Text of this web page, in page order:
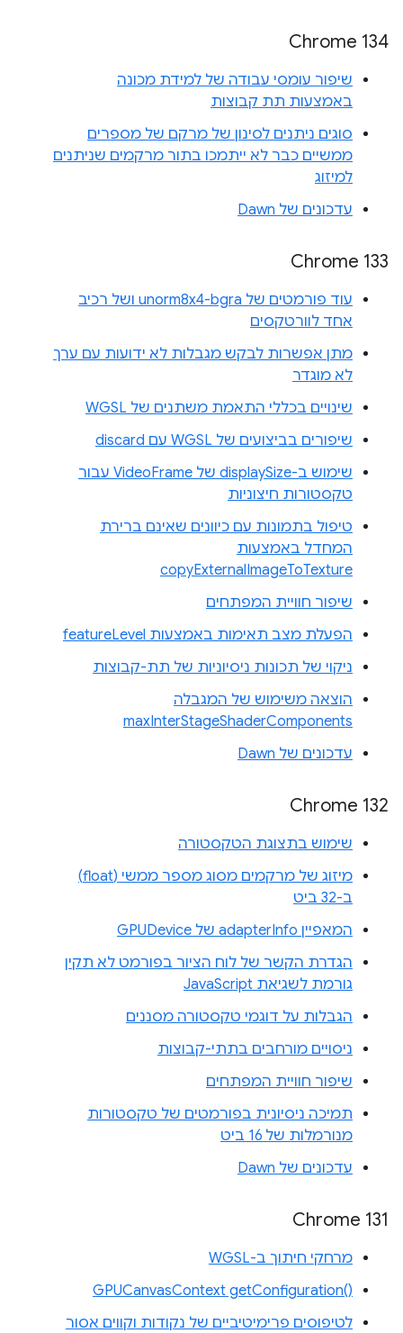
Chrome 134
שיפור עומסי עבודה של למידת מכונה
באמצעות תת קבוצות
סוגים ניתנים לסינון של מרקם של מספרים
ממשיים כבר לא ייתמכו בתור מרקמים שניתנים
למיזוג
עדכונים של Dawn
Chrome 133
עוד פורמטים של unorm8x4-bgra ושל רכיב
אחד לוורטקסים
מתן אפשרות לבקש מגבלות לא ידועות עם ערך
לא מוגדר
שינויים בכללי התאמת משתנים של WGSL
שיפורים בביצועים של WGSL עם discard
שימוש ב-displaySize של VideoFrame עבור
טקסטורות חיצוניות
טיפול בתמונות עם כיוונים שאינם ברירת
המחדל באמצעות
copyExternalImageToTexture
שיפור חוויית המפתחים
הפעלת מצב תאימות באמצעות featureLevel
ניקוי של תכונות ניסיוניות של תת-קבוצות
הוצאה משימוש של המגבלה
maxInterStageShaderComponents
עדכונים של Dawn
Chrome 132
שימוש בתצוגת הטקסטורה
מיזוג של מרקמים מסוג מספר ממשי (float)
ב-32 ביט
המאפיין adapterInfo של GPUDevice
הגדרת הקשר של לוח הציור בפורמט לא תקין
גורמת לשגיאת JavaScript
הגבלות על דוגמי טקסטורה מסננים
ניסויים מורחבים בתתי-קבוצות
שיפור חוויית המפתחים
תמיכה ניסיונית בפורמטים של טקסטורות
מנורמלות של 16 ביט
עדכונים של Dawn
Chrome 131
מרחקי חיתוך ב-WGSL
‎GPUCanvasContext getConfiguration‎()‎
לטיפוסים פרימיטיביים של נקודות וקווים אסור